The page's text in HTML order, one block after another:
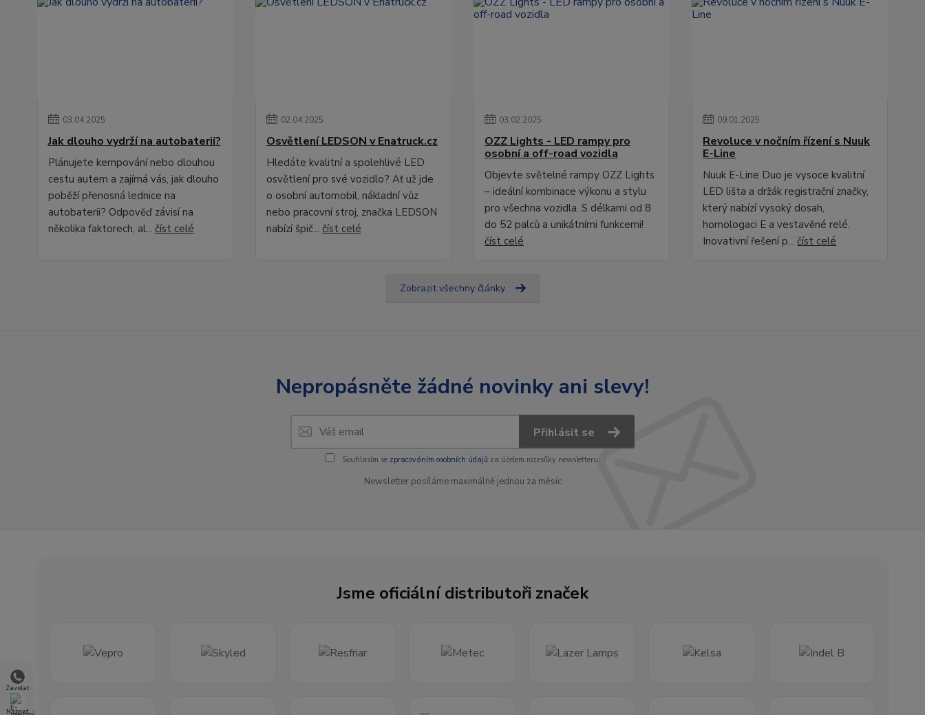
Zavolat
Napsat
03.04.2025
Jak dlouho vydrží na autobaterii?
Plánujete kempování nebo dlouhou
cestu autem a zajímá vás, jak dlouho
poběží přenosná lednice na
autobaterii? Odpověď závisí na
několika faktorech, al... číst celé
02.04.2025
Osvětlení LEDSON v Enatruck.cz
Hledáte kvalitní a spolehlivé LED
osvětlení pro své vozidlo? Ať už jde
o osobní automobil, nákladní vůz
nebo pracovní stroj, značka LEDSON
nabízí špič... číst celé
03.02.2025
OZZ Lights - LED rampy pro
osobní a off-road vozidla
Objevte světelné rampy OZZ Lights
– ideální kombinace výkonu a stylu
pro všechna vozidla. S délkami od 8
do 52 palců a unikátními funkcemi!
číst celé
09.01.2025
Revoluce v nočním řízení s Nuuk
E-Line
Nuuk E-Line Duo je vysoce kvalitní
LED lišta a držák registrační značky,
který nabízí vysoký dosah,
homologaci E a vestavěné relé.
Inovativní řešení p...číst celé
Zobrazit všechny články
Nepropásněte žádné novinky ani slevy!
Přihlásit se
Souhlasím se zpracováním osobních údajůza účelem rozesílky newsletteru.
Newsletter posíláme maximálně jednou za měsíc
Jsme oficiální distributoři značek